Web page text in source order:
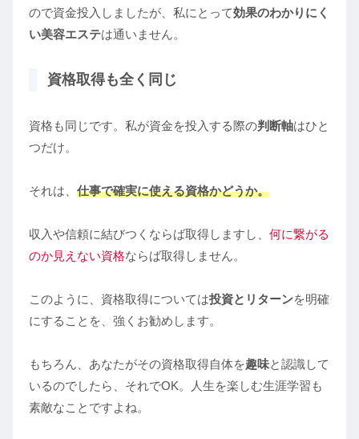
ので資金投入しましたが、私にとって効果のわかりにく
い美容エステは通いません。
資格取得も全く同じ
資格も同じです。私が資金を投入する際の判断軸はひと
つだけ。
それは、 仕事で確実に使える資格かどうか。
収入や信頼に結びつくならば取得しますし、 何に繋がる
のか見えない資格ならば取得しません。
このように、資格取得については投資とリターンを明確
にすることを、強くお勧めします。
もちろん、あなたがその資格取得自体を趣味と認識して
いるのでしたら、それでOK。人生を楽しむ生涯学習も
素敵なことですよね。